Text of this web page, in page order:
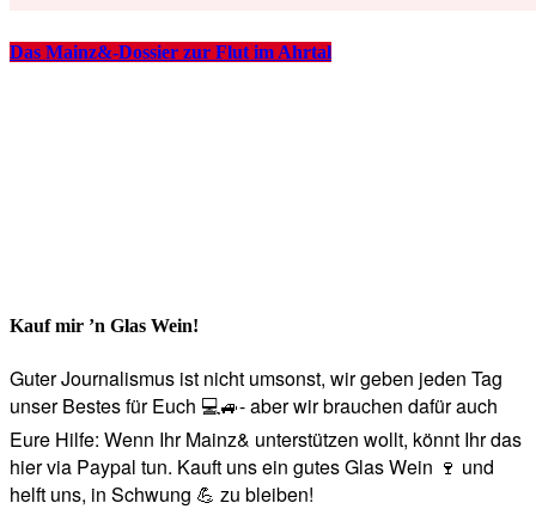
Das Mainz&-Dossier zur Flut im Ahrtal
Kauf mir ’n Glas Wein!
Guter Journalismus ist nicht umsonst, wir geben jeden Tag
unser Bestes für Euch 💻🚙- aber wir brauchen dafür auch
Eure Hilfe: Wenn Ihr Mainz& unterstützen wollt, könnt Ihr das
hier via Paypal tun. Kauft uns ein gutes Glas Wein 🍷 und
helft uns, in Schwung 💪 zu bleiben!